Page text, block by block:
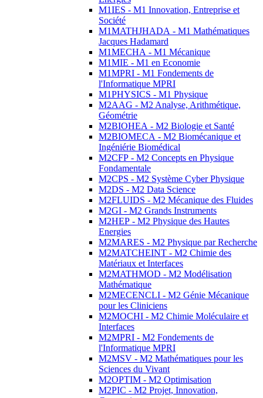
M1IES - M1 Innovation, Entreprise et
Société
M1MATHJHADA - M1 Mathématiques
Jacques Hadamard
M1MECHA - M1 Mécanique
M1MIE - M1 en Economie
M1MPRI - M1 Fondements de
l'Informatique MPRI
M1PHYSICS - M1 Physique
M2AAG - M2 Analyse, Arithmétique,
Géométrie
M2BIOHEA - M2 Biologie et Santé
M2BIOMECA - M2 Biomécanique et
Ingéniérie Biomédical
M2CFP - M2 Concepts en Physique
Fondamentale
M2CPS - M2 Système Cyber Physique
M2DS - M2 Data Science
M2FLUIDS - M2 Mécanique des Fluides
M2GI - M2 Grands Instruments
M2HEP - M2 Physique des Hautes
Energies
M2MARES - M2 Physique par Recherche
M2MATCHEINT - M2 Chimie des
Matériaux et Interfaces
M2MATHMOD - M2 Modélisation
Mathématique
M2MECENCLI - M2 Génie Mécanique
pour les Cliniciens
M2MOCHI - M2 Chimie Moléculaire et
Interfaces
M2MPRI - M2 Fondements de
l'Informatique MPRI
M2MSV - M2 Mathématiques pour les
Sciences du Vivant
M2OPTIM - M2 Optimisation
M2PIC - M2 Projet, Innovation,